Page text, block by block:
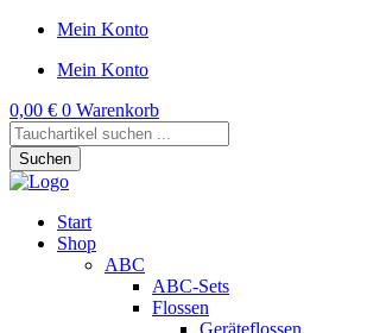
Mein Konto
Mein Konto
0,00 € 0 Warenkorb
Products
search
Suchen
Start
Shop
ABC
ABC-Sets
Flossen
Geräteflossen